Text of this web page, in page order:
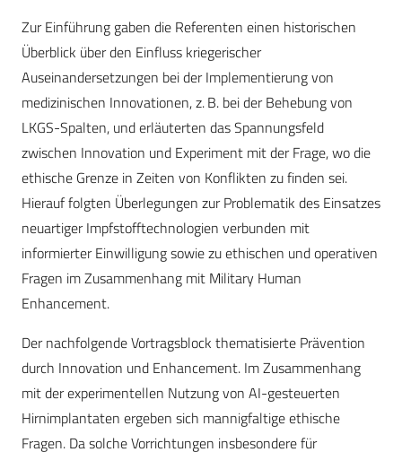
Zur Einführung gaben die Referenten einen historischen
Überblick über den Einfluss kriegerischer
Auseinandersetzungen bei der Implementierung von
medizinischen Innovationen, z. B. bei der Behebung von
LKGS-Spalten, und erläuterten das Spannungsfeld
zwischen Innovation und Experiment mit der Frage, wo die
ethische Grenze in Zeiten von Konflikten zu finden sei.
Hierauf folgten Überlegungen zur Problematik des Einsatzes
neuartiger Impfstofftechnologien verbunden mit
informierter Einwilligung sowie zu ethischen und operativen
Fragen im Zusammenhang mit Military Human
Enhancement.
Der nachfolgende Vortragsblock thematisierte Prävention
durch Innovation und Enhancement. Im Zusammenhang
mit der experimentellen Nutzung von AI-gesteuerten
Hirnimplantaten ergeben sich mannigfaltige ethische
Fragen. Da solche Vorrichtungen insbesondere für